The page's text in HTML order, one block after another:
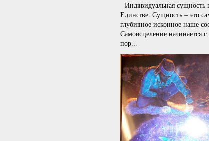
Индивидуальная
Единстве. Сущность – это
глубинное исконное наше
Самоисцеление начинается с
пор...